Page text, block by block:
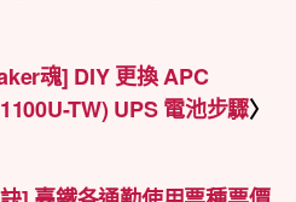
魂] DIY 更換 APC
TW) UPS 電池步驟〉